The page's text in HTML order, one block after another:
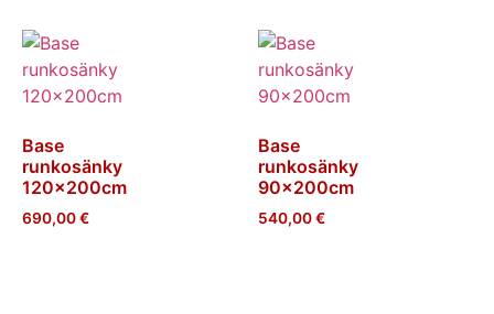
Base
runkosänky
120x200cm
690,00€
Base
runkosänky
90x200cm
540,00€